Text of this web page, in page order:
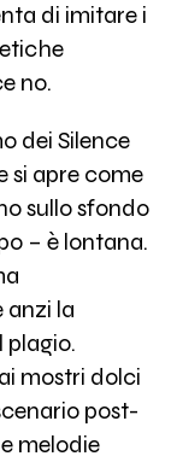
di imitare i
no.
dei Silence
si apre come
sullo sfondo
– è lontana.
anzi la
plagio.
mostri dolci
post-
melodie